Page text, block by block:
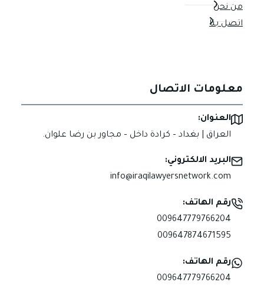
من نحن
اتصل بنا
معلومات الاتصال
العنوان:
العراق | بغداد – كرادة داخل – مجاور بن رضا علوان.
البريد الالكتروني:
info@iraqilawyersnetwork.com
رقم الهاتف:
009647779766204
009647874671595
رقم الهاتف:
009647779766204